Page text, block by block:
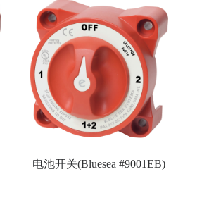
电池开关(Bluesea #9001EB)